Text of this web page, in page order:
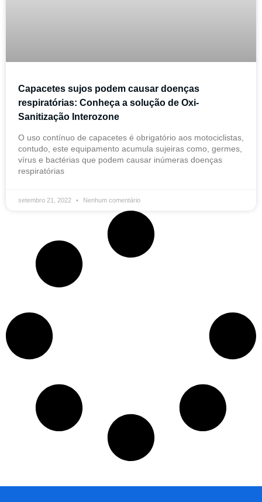
Capacetes sujos podem causar doenças
respiratórias: Conheça a solução de Oxi-
Sanitização Interozone
O uso contínuo de capacetes é obrigatório aos motociclistas,
contudo, este equipamento acumula sujeiras como, germes,
vírus e bactérias que podem causar inúmeras doenças
respiratórias
setembro 21, 2022 Nenhum comentário